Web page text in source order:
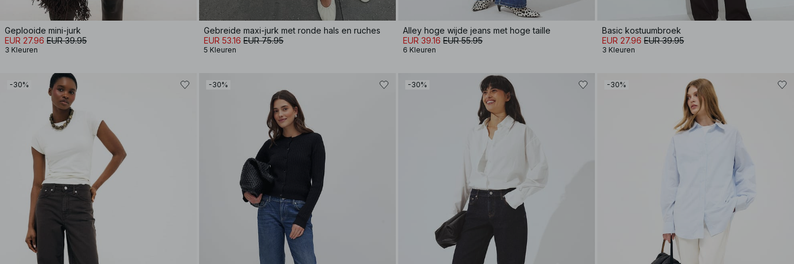
Geplooide mini-jurk
EUR 27.96 EUR 39.95
3 Kleuren
Gebreide maxi-jurk met ronde hals en ruches
EUR 53.16 EUR 75.95
5 Kleuren
Alley hoge wijde jeans met hoge taille
EUR 39.16 EUR 55.95
6 Kleuren
Basic kostuumbroek
EUR 27.96 EUR 39.95
3 Kleuren
-30% -30% -30% -30%